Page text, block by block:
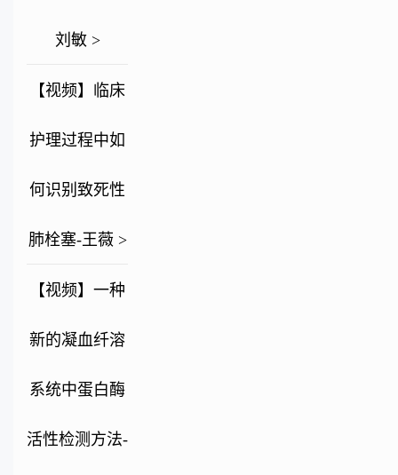
刘敏 >
【视频】临床
护理过程中如
何识别致死性
肺栓塞-王薇 >
【视频】一种
新的凝血纤溶
系统中蛋白酶
活性检测方法-